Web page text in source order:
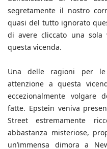
segretamente il nostro
quasi del tutto ignorato
di avere cliccato una
questa vicenda.
Una delle ragioni per
attenzione a questa
eccezionalmente volgare
fatte. Epstein veniva
Street estremamente
abbastanza misteriose,
un’immensa dimora a